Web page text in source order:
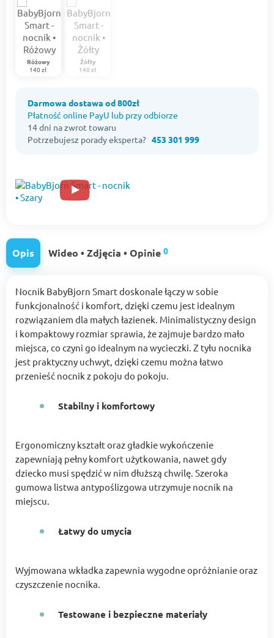
Żółty
140 zł
Różowy
140 zł
Darmowa dostawa od 800zł
Płatność online PayU lub przy odbiorze
14 dni na zwrot towaru
Potrzebujesz porady eksperta? 453 301 999
Opis Wideo • Zdjęcia • Opinie 0
Nocnik BabyBjorn Smart doskonale łączy w sobie
funkcjonalność i komfort, dzięki czemu jest idealnym
rozwiązaniem dla małych łazienek. Minimalistyczny design
i kompaktowy rozmiar sprawia, że zajmuje bardzo mało
miejsca, co czyni go idealnym na wycieczki. Z tyłu nocnika
jest praktyczny uchwyt, dzięki czemu można łatwo
przenieść nocnik z pokoju do pokoju.
Stabilny i komfortowy
Ergonomiczny kształt oraz gładkie wykończenie
zapewniają pełny komfort użytkowania, nawet gdy
dziecko musi spędzić w nim dłuższą chwilę. Szeroka
gumowa listwa antypoślizgowa utrzymuje nocnik na
miejscu.
Łatwy do umycia
Wyjmowana wkładka zapewnia wygodne opróżnianie oraz
czyszczenie nocnika.
Testowane i bezpieczne materiały